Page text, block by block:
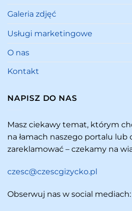
Galeria zdjęć
Usługi marketingowe
O nas
Kontakt
NAPISZ DO NAS
Masz ciekawy temat, którym
na łamach naszego portalu lub
zareklamować – czekamy na
czesc@czescgizycko.pl
Obserwuj nas w social mediach: